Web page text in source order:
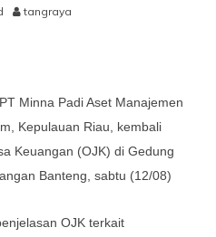
tangraya
Minna Padi Aset Manajemen
Kepulauan Riau, kembali
Keuangan (OJK) di Gedung
Banteng, sabtu (12/08)
OJK terkait